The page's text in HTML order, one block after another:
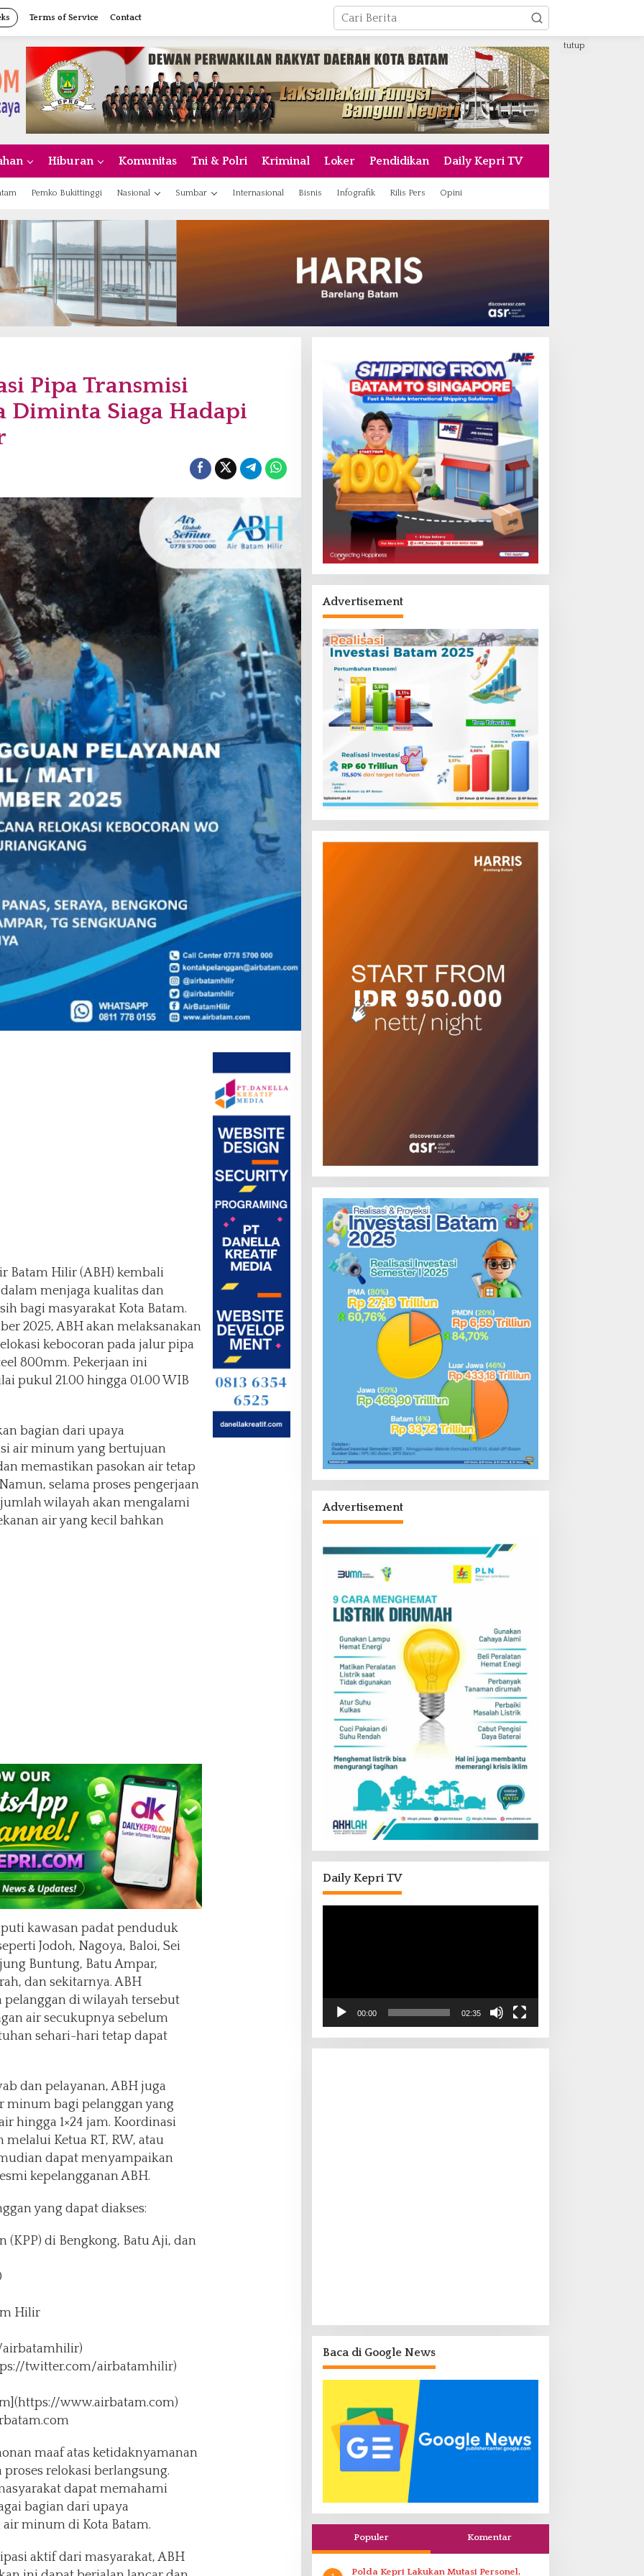
Terms of Service Contact
Hiburan Komunitas Tni & Polri Kriminal Loker Pendidikan Daily Kepri TV
Pemko Bukittinggi Nasional Sumbar Internasional Bisnis Infografik Rilis Pers Opini
tutup
Pipa Transmisi
Diminta Siaga Hadapi
Batam Hilir (ABH) kembali
menjaga kualitas dan
bagi masyarakat Kota Batam.
2025, ABH akan melaksanakan
kebocoran pada jalur pipa
800mm. Pekerjaan ini
pukul 21.00 hingga 01.00 WIB
bagian dari upaya
air minum yang bertujuan
memastikan pasokan air tetap
selama proses pengerjaan
wilayah akan mengalami
air yang kecil bahkan
kawasan padat penduduk
Jodoh, Nagoya, Baloi, Sei
Buntung, Batu Ampar,
dan sekitarnya. ABH
di wilayah tersebut
air secukupnya sebelum
sehari-hari tetap dapat
dan pelayanan, ABH juga
minum bagi pelanggan yang
hingga 1×24 jam. Koordinasi
Ketua RT, RW, atau
dapat menyampaikan
kepelangganan ABH.
yang dapat diakses:
(KPP) di Bengkong, Batu Aji, dan
Hilir
twitter.com/airbatamhilir)
www.airbatam.com)
maaf atas ketidaknyamanan
relokasi berlangsung.
dapat memahami
bagian dari upaya
minum di Kota Batam.
aktif dari masyarakat, ABH
Advertisement
Advertisement
Daily Kepri TV
00:00 02:35
Baca di Google News
Populer Komentar
Polda Kepri Lakukan Mutasi Personel,